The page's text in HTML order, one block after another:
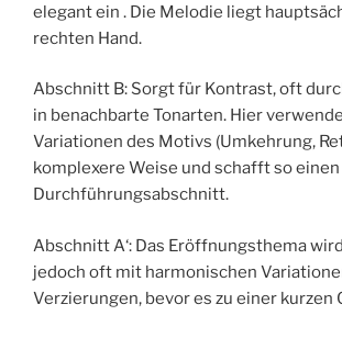
elegant ein . Die Melodie liegt
rechten Hand.
Abschnitt B: Sorgt für Kontrast, oft
in benachbarte Tonarten. Hier
Variationen des Motivs (Umkehrung,
komplexere Weise und schafft so einen
Durchführungsabschnitt.
Abschnitt A‘: Das Eröffnungsthema
jedoch oft mit harmonischen
Verzierungen, bevor es zu einer kurzen